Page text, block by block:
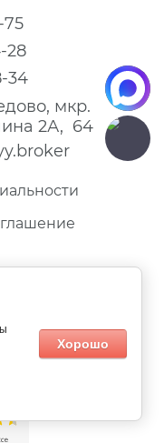
75
28
34
мкр.
2А, 64
Хорошо